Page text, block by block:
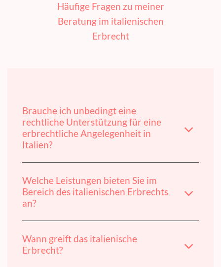
Häufige Fragen zu meiner
Beratung im italienischen
Erbrecht
Brauche ich unbedingt eine
rechtliche Unterstützung für eine
erbrechtliche Angelegenheit in
Italien?
Welche Leistungen bieten Sie im
Bereich des italienischen Erbrechts
an?
Wann greift das italienische
Erbrecht?